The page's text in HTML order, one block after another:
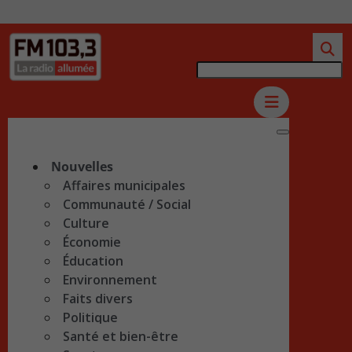
Nouvelles
Affaires municipales
Communauté / Social
Culture
Économie
Éducation
Environnement
Faits divers
Politique
Santé et bien-être